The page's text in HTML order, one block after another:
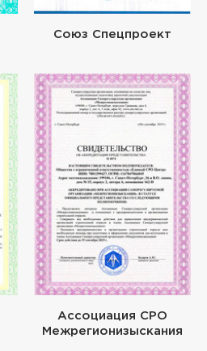
Союз Спецпроект
Ассоциация СРО
Межрегионизыскания